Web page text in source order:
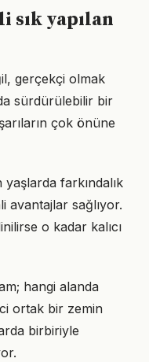
sık yapılan
gerçekçi olmak
sürdürülebilir bir
çok önüne
farkındalık
avantajlar sağlıyor.
o kadar kalıcı
hangi alanda
ortak bir zemin
birbiriyle